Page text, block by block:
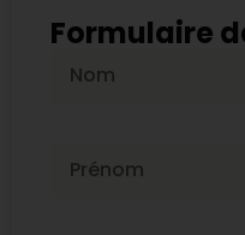
Formulaire